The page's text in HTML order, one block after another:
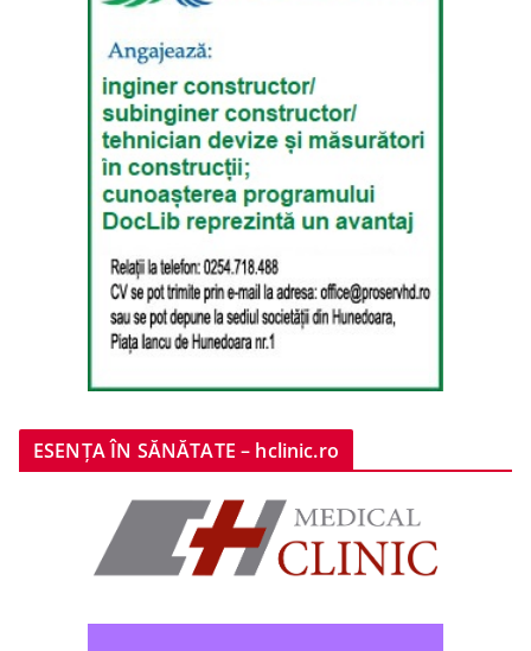
ESENȚA ÎN SĂNĂTATE – hclinic.ro